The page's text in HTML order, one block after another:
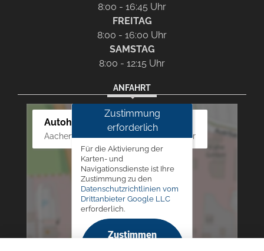
8:00 - 16:45 Uhr
FREITAG
8:00 - 16:00 Uhr
SAMSTAG
8:00 - 12:15 Uhr
ANFAHRT
Autohaus Westphal
Aachener Str. 84 - 88, 52249 Eschweiler
Zustimmung
erforderlich
Für die Aktivierung der
Karten- und
Navigationsdienste ist Ihre
Zustimmung zu den
Datenschutzrichtlinien vom
Drittanbieter Google LLC
erforderlich.
Zustimmen